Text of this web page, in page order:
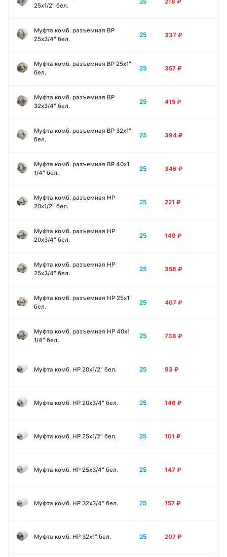
25х1/2″ бел.
218 ₽
Муфта комб. разъемная ВР
25х3/4″ бел.
25 337 ₽
Муфта комб. разъемная ВР 25х1″
бел.
25 357 ₽
Муфта комб. разъемная ВР
32х3/4″ бел.
25 415 ₽
Муфта комб. разъемная ВР 32х1″
бел.
25 394 ₽
Муфта комб. разъемная ВР 40х1
1/4″ бел.
25 346 ₽
Муфта комб. разъемная НР
20х1/2″ бел.
25 221 ₽
Муфта комб. разъемная НР
20х3/4″ бел.
25 149 ₽
Муфта комб. разъемная НР
25х3/4″ бел.
25 358 ₽
Муфта комб. разъемная НР 25х1″
бел.
25 407 ₽
Муфта комб. разъемная НР 40х1
1/4″ бел.
25 738 ₽
Муфта комб. НР 20х1/2″ бел. 25 93 ₽
Муфта комб. НР 20х3/4″ бел. 25 146 ₽
Муфта комб. НР 25х1/2″ бел. 25 101 ₽
Муфта комб. НР 25х3/4″ бел. 25 147 ₽
Муфта комб. НР 32х3/4″ бел. 25 157 ₽
Муфта комб. НР 32х1″ бел. 25 207 ₽